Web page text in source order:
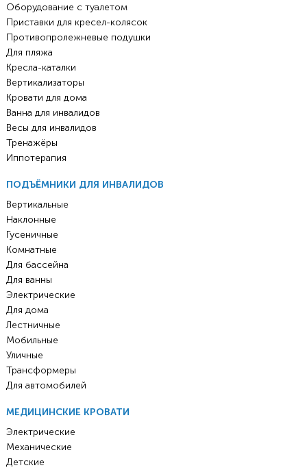
Оборудование с туалетом
Приставки для кресел-колясок
Противопролежневые подушки
Для пляжа
Кресла-каталки
Вертикализаторы
Кровати для дома
Ванна для инвалидов
Весы для инвалидов
Тренажёры
Иппотерапия
ПОДЪЁМНИКИ ДЛЯ ИНВАЛИДОВ
Вертикальные
Наклонные
Гусеничные
Комнатные
Для бассейна
Для ванны
Электрические
Для дома
Лестничные
Мобильные
Уличные
Трансформеры
Для автомобилей
МЕДИЦИНСКИЕ КРОВАТИ
Электрические
Механические
Детские